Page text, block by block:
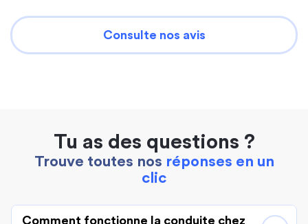
Consulte nos avis
Tu as des questions ?
Trouve toutes nos réponses en un
clic
Comment fonctionne la conduite chez